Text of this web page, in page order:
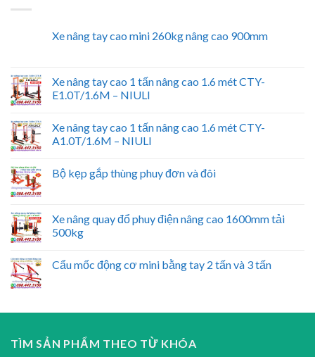
Xe nâng tay cao mini 260kg nâng cao 900mm
Xe nâng tay cao 1 tấn nâng cao 1.6 mét CTY-
E1.0T/1.6M – NIULI
Xe nâng tay cao 1 tấn nâng cao 1.6 mét CTY-
A1.0T/1.6M – NIULI
Bộ kẹp gắp thùng phuy đơn và đôi
Xe nâng quay đổ phuy điện nâng cao 1600mm tải
500kg
Cẩu mốc động cơ mini bằng tay 2 tấn và 3 tấn
TÌM SẢN PHẨM THEO TỪ KHÓA